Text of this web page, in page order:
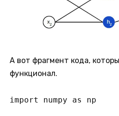
А вот фрагмент кода,
функционал.
import numpy as np